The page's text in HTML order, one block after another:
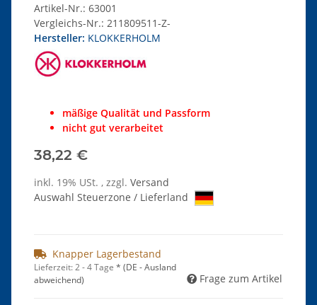
Artikel-Nr.: 63001
Vergleichs-Nr.: 211809511-Z-
Hersteller: KLOKKERHOLM
mäßige Qualität und Passform
nicht gut verarbeitet
38,22 €
inkl. 19% USt. , zzgl. Versand
Auswahl Steuerzone / Lieferland
Knapper Lagerbestand
Lieferzeit:2 - 4 Tage * (DE - Ausland
abweichend)
Frage zum Artikel